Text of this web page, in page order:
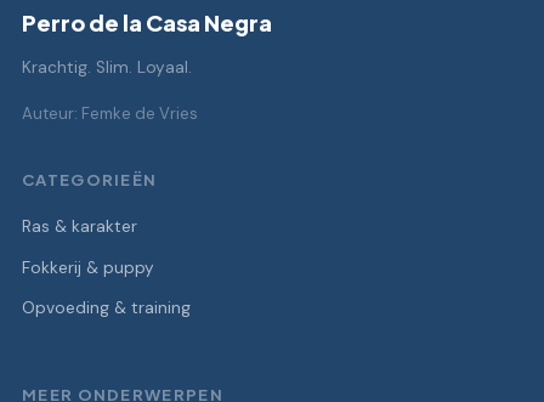
Perro de la Casa Negra
Krachtig. Slim. Loyaal.
Auteur: Femke de Vries
CATEGORIEËN
Ras & karakter
Fokkerij & puppy
Opvoeding & training
MEER ONDERWERPEN